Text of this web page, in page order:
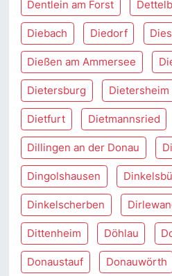
Dentlein am Forst
Diebach Diedorf
Dießen am Ammersee
Dietersburg Dietersheim
Dietfurt Dietmannsried
Dillingen an der Donau
Dingolshausen
Dinkelscherben
Dittenheim Döhlau
Donaustauf Donauwörth